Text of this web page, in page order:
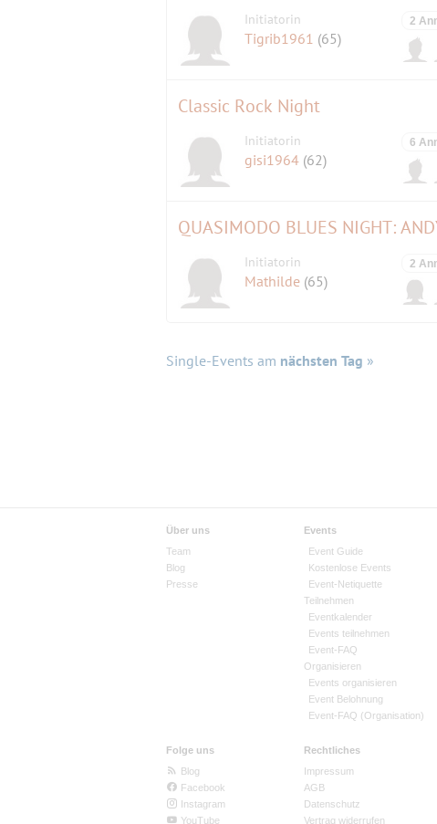
Initiatorin
Tigrib1961 (65)
2
Classic Rock Night
Initiatorin
gisi1964 (62)
6
QUASIMODO BLUES NIGHT:
Initiatorin
Mathilde (65)
2
Single-Events am nächsten Tag »
Über uns
Team
Blog
Presse
Events
Event Guide
Kostenlose Events
Event-Netiquette
Teilnehmen
Eventkalender
Events teilnehmen
Event-FAQ
Organisieren
Events organisieren
Event Belohnung
Event-FAQ (Organisation)
Folge uns
Blog
Facebook
Instagram
YouTube
Rechtliches
Impressum
AGB
Datenschutz
Vertrag widerrufen